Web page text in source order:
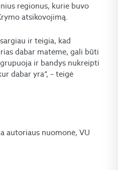
regionus, kurie buvo
atsikovojimą.
ir teigia, kad
dabar matėme, gali būti
ir bandys nukreipti
dabar yra“, – teigė
autoriaus nuomonė, VU